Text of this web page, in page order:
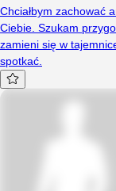
Chciałbym zachować
Ciebie. Szukam
zamieni się w
spotkać.